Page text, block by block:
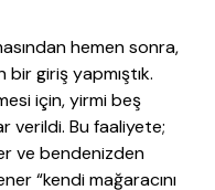
hemen sonra,
bir giriş yapmıştık.
için, yirmi beş
verildi. Bu faaliyete;
ve bendenizden
“kendi mağaracını